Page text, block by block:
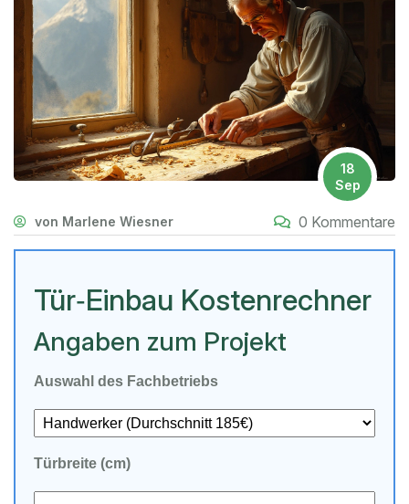
18
Sep
von Marlene Wiesner 0 Kommentare
Tür‑Einbau Kostenrechner
Angaben zum Projekt
Auswahl des Fachbetriebs
Türbreite (cm)